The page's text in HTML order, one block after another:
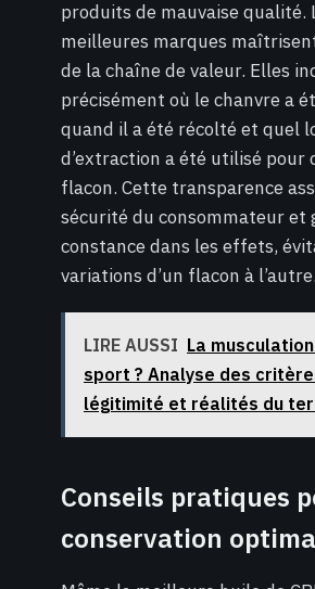
produits de mauvaise qualité.
meilleures marques
de la chaîne de valeur. Elles
précisément où le chanvre a
quand il a été récolté et quel
d’extraction a été utilisé pour
flacon. Cette transparence
sécurité du consommateur et
constance dans les effets,
variations d’un flacon à l’autre.
LIRE AUSSI La
sport ? Analyse des
légitimité et réalités du
Conseils pratiques
conservation